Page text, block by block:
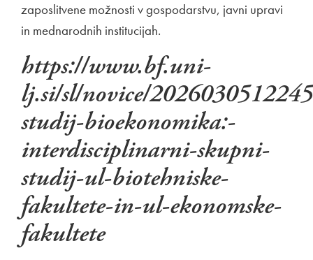
zaposlitvene možnosti v gospodarstvu, javni upravi
in mednarodnih institucijah.
https://www.bf.uni-
lj.si/sl/novice/
studij-bioekonomika:-
interdisciplinarni-skupni-
studij-ul-biotehniske-
fakultete-in-ul-ekonomske-
fakultete